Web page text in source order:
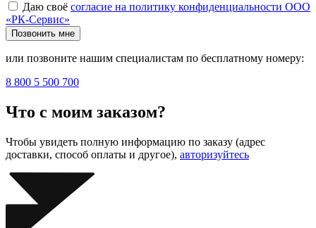
Даю своё согласие на политику конфиденциальности ООО
«РК-Сервис»
Позвонить мне
или позвоните нашим специалистам по бесплатному номеру:
8 800 5 500 700
Что с моим заказом?
Чтобы увидеть полную информацию по заказу (адрес
доставки, способ оплаты и другое), авторизуйтесь